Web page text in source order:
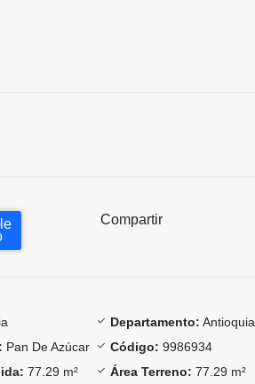
Compartir
Departamento: Antioquia
Pan De Azúcar Código: 9986934
77.29 m² Área Terreno: 77.29 m²